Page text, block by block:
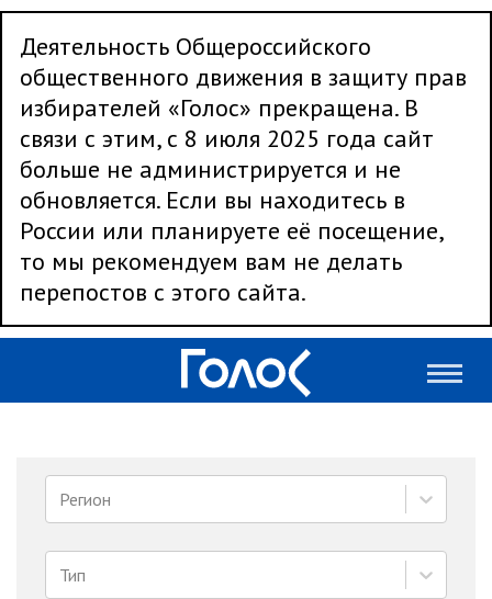
Деятельность Общероссийского
общественного движения в защиту прав
избирателей «Голос» прекращена. В
связи с этим, с 8 июля 2025 года сайт
больше не администрируется и не
обновляется. Если вы находитесь в
России или планируете её посещение,
то мы рекомендуем вам не делать
перепостов с этого сайта.
Регион
Тип